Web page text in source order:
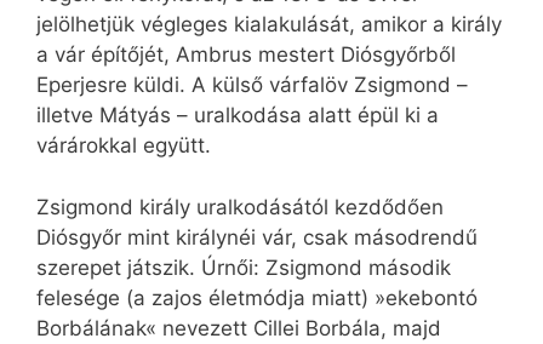
jelölhetjük végleges kialakulását, amikor a király
a vár építőjét, Ambrus mestert Diósgyőrből
Eperjesre küldi. A külső várfalöv Zsigmond –
illetve Mátyás – uralkodása alatt épül ki a
várárokkal együtt.
Zsigmond király uralkodásától kezdődően
Diósgyőr mint királynéi vár, csak másodrendű
szerepet játszik. Úrnői: Zsigmond második
felesége (a zajos életmódja miatt) »ekebontó
Borbálának« nevezett Cillei Borbála, majd